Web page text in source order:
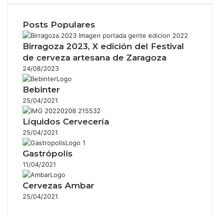
Posts Populares
Birragoza 2023, X edición del Festival
de cerveza artesana de Zaragoza
24/08/2023
Bebinter
25/04/2021
Líquidos Cervecería
25/04/2021
Gastrópolis
11/04/2021
Cervezas Ambar
25/04/2021